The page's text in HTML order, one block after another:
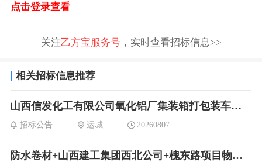
点击登录查看
关注乙方宝服务号，实时查看招标信息>>
相关招标信息推荐
山西信发化工有限公司氧化铝厂集装箱打包装车招标公告
招标公告 运城 20260807
防水卷材+山西建工集团西北公司+槐东路项目物资采购